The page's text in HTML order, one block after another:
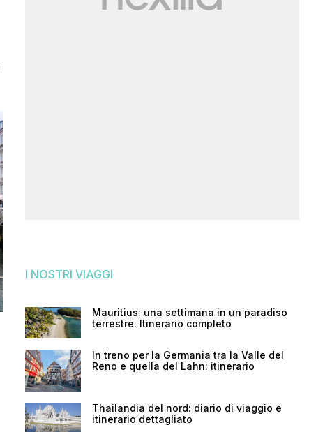
I NOSTRI VIAGGI
Mauritius: una settimana in un paradiso
terrestre. Itinerario completo
In treno per la Germania tra la Valle del
Reno e quella del Lahn: itinerario
Thailandia del nord: diario di viaggio e
itinerario dettagliato